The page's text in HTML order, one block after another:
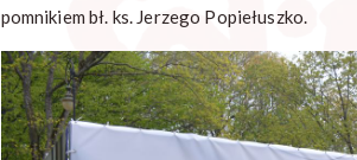
pomnikiem bł. ks. Jerzego Popiełuszko.